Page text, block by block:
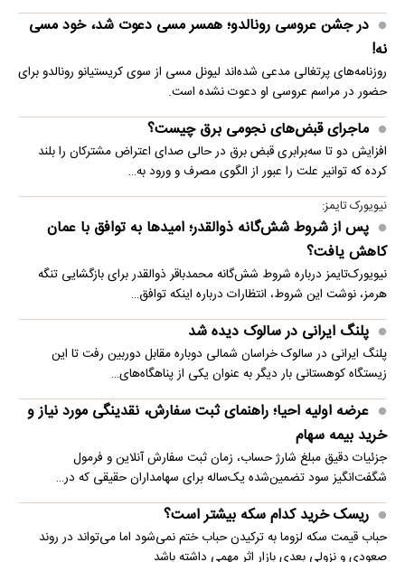
در جشن عروسی رونالدو؛ همسر مسی دعوت شد، خود مسی
نه!
روزنامه‌های پرتغالی مدعی شده‌اند لیونل مسی از سوی کریستیانو رونالدو برای
حضور در مراسم عروسی او دعوت نشده است.
ماجرای قبض‌های نجومی برق چیست؟
افزایش دو تا سه‌برابری قبض برق در حالی صدای اعتراض مشترکان را بلند
کرده که توانیر علت را عبور از الگوی مصرف و ورود به…
نیویورک تایمز:
پس از شروط شش‌گانه ذوالقدر؛ امیدها به توافق با عمان
کاهش یافت؟
نیویورک‌تایمز درباره شروط شش‌گانه محمدباقر ذوالقدر برای بازگشایی تنگه
هرمز، نوشت این شروط، انتظارات درباره اینکه توافق…
پلنگ ایرانی در سالوک دیده شد
پلنگ ایرانی در سالوک خراسان شمالی دوباره مقابل دوربین رفت تا این
زیستگاه کوهستانی بار دیگر به عنوان یکی از پناهگاه‌های…
عرضه اولیه احیا؛ راهنمای ثبت سفارش، نقدینگی مورد نیاز و
خرید بیمه سهام
جزئیات دقیق مبلغ شارژ حساب، زمان ثبت سفارش آنلاین و فرمول
شگفت‌انگیز سود تضمین‌شده یک‌ساله برای سهامداران حقیقی که در…
ریسک خرید کدام سکه بیشتر است؟
حباب قیمت سکه لزوما به ترکیدن حباب ختم نمی‌شود اما می‌تواند در روند
صعودی و نزولی بعدی بازار اثر مهمی داشته باشد